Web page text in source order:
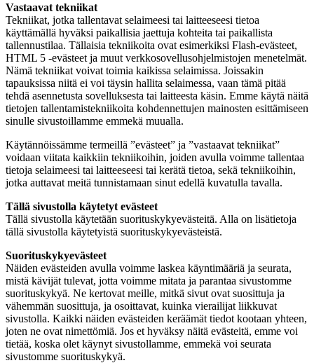
Vastaavat tekniikat
Tekniikat, jotka tallentavat selaimeesi tai laitteeseesi tietoa
käyttämällä hyväksi paikallisia jaettuja kohteita tai paikallista
tallennustilaa. Tällaisia tekniikoita ovat esimerkiksi Flash-evästeet,
HTML 5 ‑evästeet ja muut verkkosovellusohjelmistojen menetelmät.
Nämä tekniikat voivat toimia kaikissa selaimissa. Joissakin
tapauksissa niitä ei voi täysin hallita selaimessa, vaan tämä pitää
tehdä asennetusta sovelluksesta tai laitteesta käsin. Emme käytä näitä
tietojen tallentamistekniikoita kohdennettujen mainosten esittämiseen
sinulle sivustoillamme emmekä muualla.
Käytännöissämme termeillä ”evästeet” ja ”vastaavat tekniikat”
voidaan viitata kaikkiin tekniikoihin, joiden avulla voimme tallentaa
tietoja selaimeesi tai laitteeseesi tai kerätä tietoa, sekä tekniikoihin,
jotka auttavat meitä tunnistamaan sinut edellä kuvatulla tavalla.
Tällä sivustolla käytetyt evästeet
Tällä sivustolla käytetään suorituskykyevästeitä. Alla on lisätietoja
tällä sivustolla käytetyistä suorituskykyevästeistä.
Suorituskykyevästeet
Näiden evästeiden avulla voimme laskea käyntimääriä ja seurata,
mistä kävijät tulevat, jotta voimme mitata ja parantaa sivustomme
suorituskykyä. Ne kertovat meille, mitkä sivut ovat suosittuja ja
vähemmän suosittuja, ja osoittavat, kuinka vierailijat liikkuvat
sivustolla. Kaikki näiden evästeiden keräämät tiedot kootaan yhteen,
joten ne ovat nimettömiä. Jos et hyväksy näitä evästeitä, emme voi
tietää, koska olet käynyt sivustollamme, emmekä voi seurata
sivustomme suorituskykyä.